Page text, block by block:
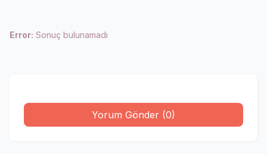
Error: Sonuç bulunamadı
Yorum Gönder (0)